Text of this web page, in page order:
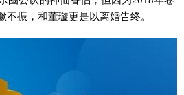
不振，和董璇更是以离婚告终。